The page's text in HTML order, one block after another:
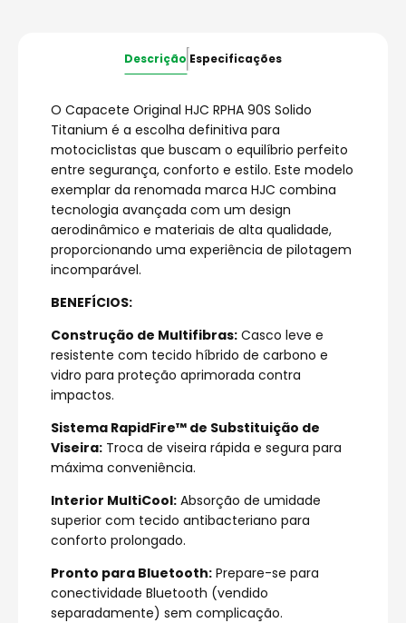
Descrição Especificações
O Capacete Original HJC RPHA 90S Solido
Titanium é a escolha definitiva para
motociclistas que buscam o equilíbrio perfeito
entre segurança, conforto e estilo. Este modelo
exemplar da renomada marca HJC combina
tecnologia avançada com um design
aerodinâmico e materiais de alta qualidade,
proporcionando uma experiência de pilotagem
incomparável.
BENEFÍCIOS:
Construção de Multifibras: Casco leve e
resistente com tecido híbrido de carbono e
vidro para proteção aprimorada contra
impactos.
Sistema RapidFire™ de Substituição de
Viseira: Troca de viseira rápida e segura para
máxima conveniência.
Interior MultiCool: Absorção de umidade
superior com tecido antibacteriano para
conforto prolongado.
Pronto para Bluetooth: Prepare-se para
conectividade Bluetooth (vendido
separadamente) sem complicação.